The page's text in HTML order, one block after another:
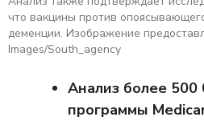
что вакцины против
деменции. Изображение
Images/South_agency
Анализ более 500
программы